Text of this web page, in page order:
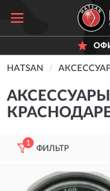
HATSAN
1
ФИЛЬТР